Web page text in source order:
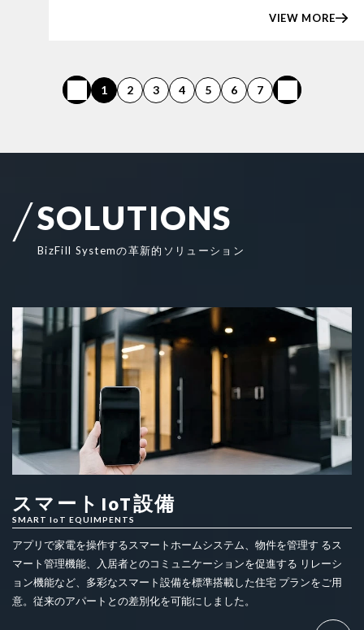
VIEW MORE
1 2 3 4 5 6 7
SOLUTIONS
BizFill Systemの革新的 ソ リ ュ ーシ ョ ン
スマートIoT設備
SMART IoT EQUIMPENTS
アプリで家電を操作するスマートホームシステム、物件を管理す るス
マート管理機能、入居者とのコミュニケーションを促進する リレーシ
ョン機能など、多彩なスマート設備を標準搭載した住宅 プランをご用
意。従来のアパートとの差別化を可能にしました。